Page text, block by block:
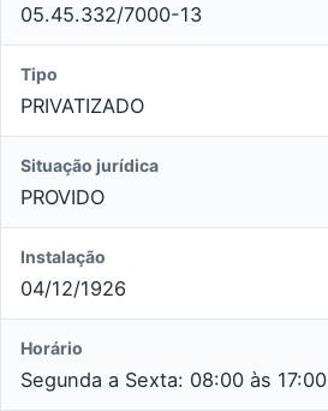
05.45.332/7000-13
Tipo
PRIVATIZADO
Situação jurídica
PROVIDO
Instalação
04/12/1926
Horário
Segunda a Sexta: 08:00 às 17:00